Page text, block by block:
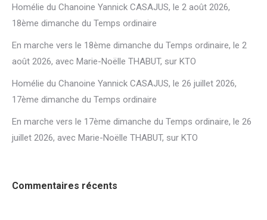
Homélie du Chanoine Yannick CASAJUS, le 2 août 2026,
18ème dimanche du Temps ordinaire
En marche vers le 18ème dimanche du Temps ordinaire, le 2
août 2026, avec Marie-Noëlle THABUT, sur KTO
Homélie du Chanoine Yannick CASAJUS, le 26 juillet 2026,
17ème dimanche du Temps ordinaire
En marche vers le 17ème dimanche du Temps ordinaire, le 26
juillet 2026, avec Marie-Noëlle THABUT, sur KTO
Commentaires récents